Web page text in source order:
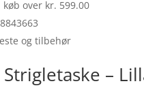
køb over kr. 599.00
og tilbehør
–